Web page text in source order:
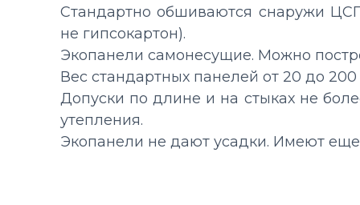
Стандартнообшиваются снаружи
не гипсокартон).
Экопанели самонесущие. Можно
Вес стандартных панелей от 20 до
Допуски по длине и на стыках не
утепления.
Экопанели не дают усадки. Имеют